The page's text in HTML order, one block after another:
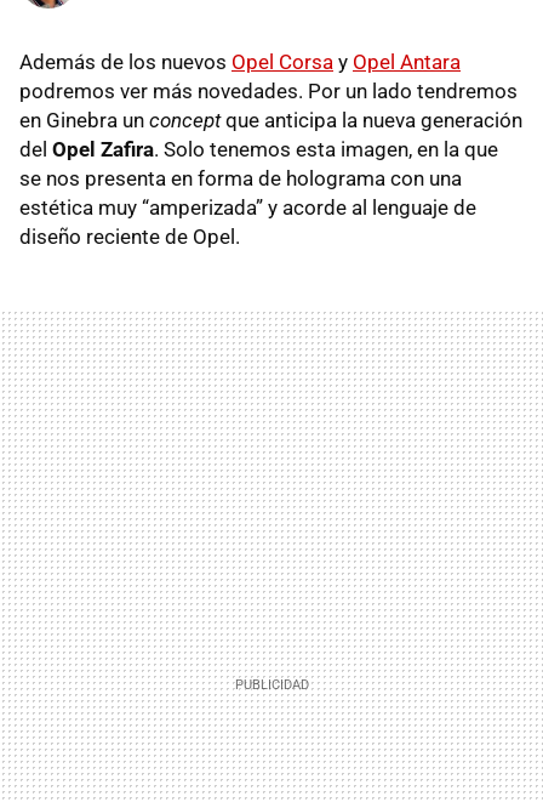
Además de los nuevos Opel Corsa y Opel Antara
podremos ver más novedades. Por un lado tendremos
en Ginebra un conceptque anticipa la nueva generación
del Opel Zafira. Solo tenemos esta imagen, en la que
se nos presenta en forma de holograma con una
estética muy “amperizada” y acorde al lenguaje de
diseño reciente de Opel.